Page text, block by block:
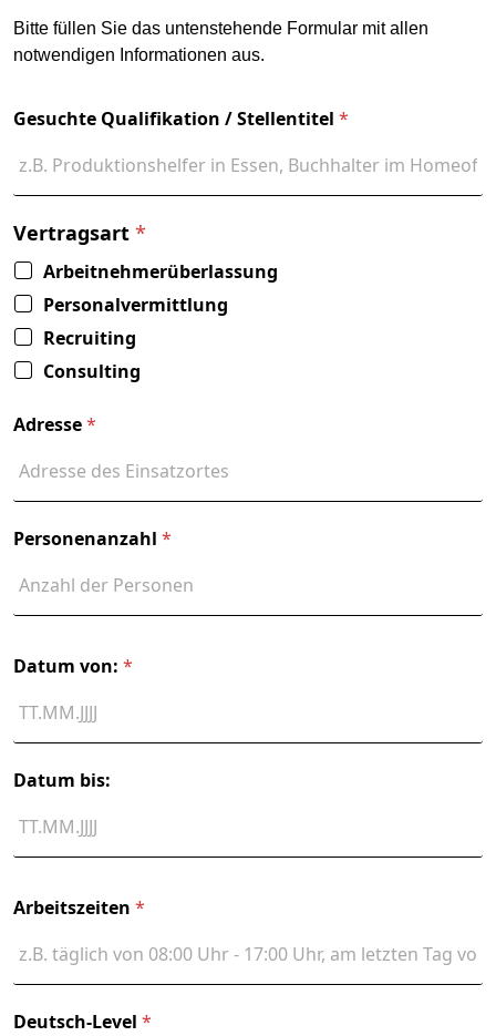
Bitte füllen Sie das untenstehende Formular mit allen
notwendigen Informationen aus.
Gesuchte Qualifikation / Stellentitel *
Vertragsart *
Arbeitnehmerüberlassung
Personalvermittlung
Recruiting
Consulting
Adresse*
Personenanzahl *
Datum von: *
Datum bis:
Arbeitszeiten *
Deutsch-Level *